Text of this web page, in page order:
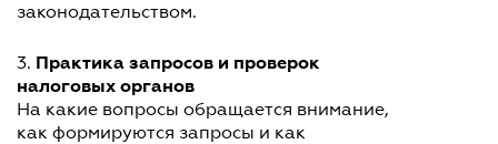
законодательством.
3. Практика запросов и проверок
налоговых органов
На какие вопросы обращается внимание,
как формируются запросы и как